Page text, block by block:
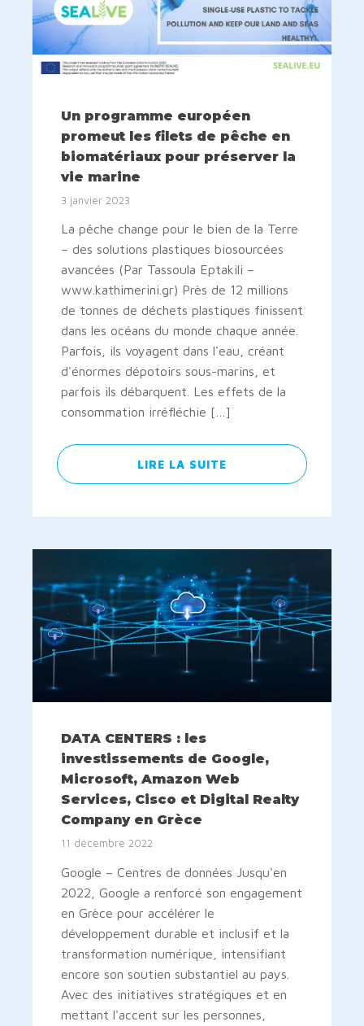
Un programme européen
promeut les filets de pêche en
biomatériaux pour préserver la
vie marine
3 janvier 2023
La pêche change pour le bien de la Terre
– des solutions plastiques biosourcées
avancées (Par Tassoula Eptakili –
www.kathimerini.gr) Près de 12 millions
de tonnes de déchets plastiques finissent
dans les océans du monde chaque année.
Parfois, ils voyagent dans l'eau, créant
d'énormes dépotoirs sous-marins, et
parfois ils débarquent. Les effets de la
consommation irréfléchie […]
LIRE LA SUITE
DATA CENTERS : les
investissements de Google,
Microsoft, Amazon Web
Services, Cisco et Digital Realty
Company en Grèce
11 décembre 2022
Google – Centres de données Jusqu'en
2022, Google a renforcé son engagement
en Grèce pour accélérer le
développement durable et inclusif et la
transformation numérique, intensifiant
encore son soutien substantiel au pays.
Avec des initiatives stratégiques et en
mettant l'accent sur les personnes,